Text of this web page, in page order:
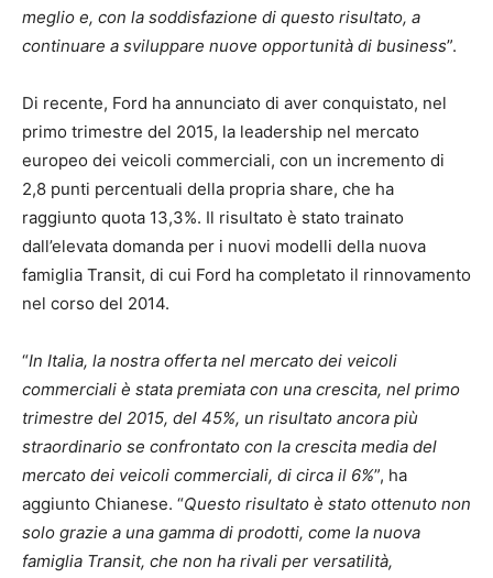
meglio e, con la soddisfazione di questo risultato, a
continuare a sviluppare nuove opportunità di business”.
Di recente, Ford ha annunciato di aver conquistato, nel
primo trimestre del 2015, la leadership nel mercato
europeo dei veicoli commerciali, con un incremento di
2,8 punti percentuali della propria share, che ha
raggiunto quota 13,3%. Il risultato è stato trainato
dall’elevata domanda per i nuovi modelli della nuova
famiglia Transit, di cui Ford ha completato il rinnovamento
nel corso del 2014.
“In Italia, la nostra offerta nel mercato dei veicoli
commerciali è stata premiata con una crescita, nel primo
trimestre del 2015, del 45%, un risultato ancora più
straordinario se confrontato con la crescita media del
mercato dei veicoli commerciali, di circa il 6%”, ha
aggiunto Chianese. “Questo risultato è stato ottenuto non
solo grazie a una gamma di prodotti, come la nuova
famiglia Transit, che non ha rivali per versatilità,